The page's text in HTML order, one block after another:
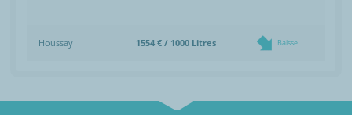
Houssay 1554 € / 1000 Litres Baisse